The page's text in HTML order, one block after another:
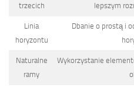
trzecich
lepszym
Linia
horyzontu
Dbanie o prostą i
Naturalne
ramy
Wykorzystanie